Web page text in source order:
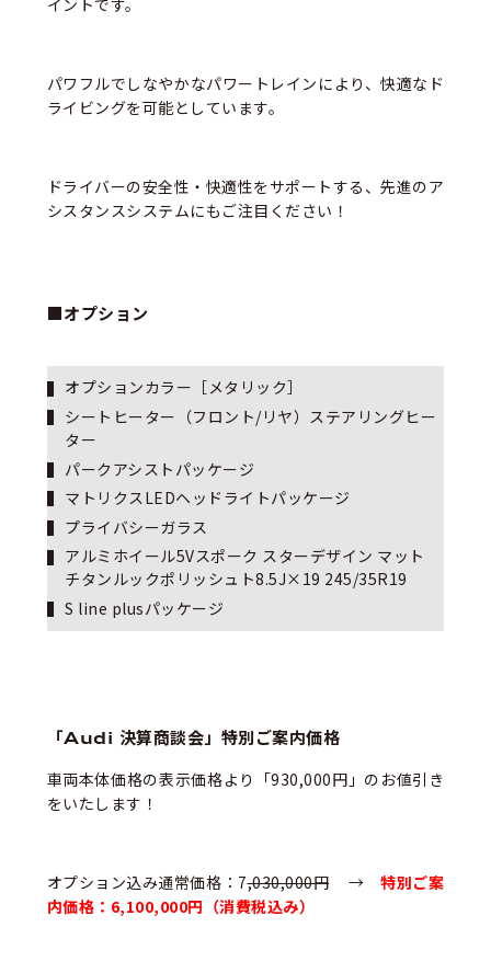
パワフルでしなやかなパワートレインにより、快適なド
ライビングを可能としています。
ドライバーの安全性・快適性をサポートする、先進のア
シスタンスシステムにもご注目ください！
■オプション
オプションカラー［メタリック］
シートヒーター（フロント/リヤ）ステアリングヒー
ター
パークアシストパッケージ
マトリクスLEDヘッドライトパッケージ
プライバシーガラス
アルミホイール5Vスポーク スターデザイン マット
チタンルックポリッシュト8.5J×19 245/35R19
S line plusパッケージ
「Audi 決算商談会」特別ご案内価格
車両本体価格の表示価格より「930,000円」のお値引き
をいたします！
オプション込み通常価格：7,030,000円→特別ご案
内価格：6,100,000円（消費税込み）